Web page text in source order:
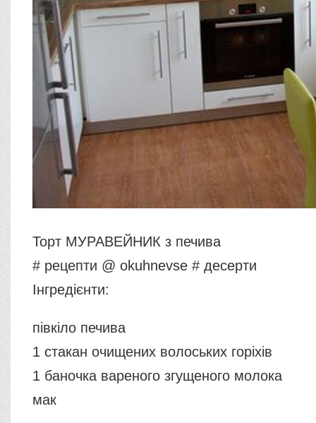
Торт МУРАВЕЙНИК з печива
# рецепти @ okuhnevse # десерти
Інгредієнти:
півкіло печива
1 стакан очищених волоських горіхів
1 баночка вареного згущеного молока
мак